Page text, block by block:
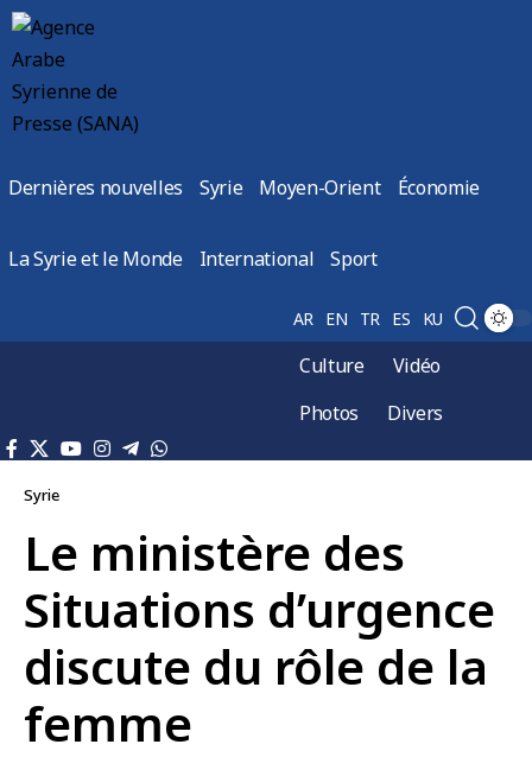
Dernières nouvelles Syrie Moyen-Orient Économie
La Syrie et le Monde International Sport
AR EN TR ES KU
Culture
Vidéo
Photos
Divers
Syrie
Le ministère des
Situations d’urgence
discute du rôle de la
femme